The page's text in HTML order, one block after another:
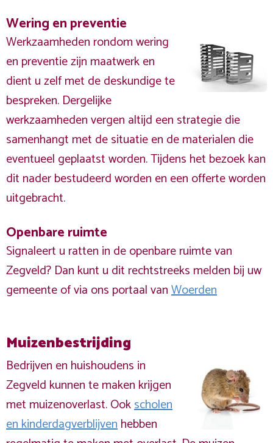
Wering en preventie
Werkzaamheden rondom wering
en preventie zijn maatwerk en
dient u zelf met de deskundige te
bespreken. Dergelijke
werkzaamheden vergen altijd een strategie die
samenhangt met de situatie en de materialen die
eventueel geplaatst worden. Tijdens het bezoek kan
dit nader bestudeerd worden en een offerte worden
uitgebracht.
Openbare ruimte
Signaleert u ratten in de openbare ruimte van
Zegveld? Dan kunt u dit rechtstreeks melden bij uw
gemeente of via ons portaal vanWoerden
Muizenbestrijding
Bedrijven en huishoudens in
Zegveld kunnen te maken krijgen
met muizenoverlast. Ookscholen
en kinderdagverblijvenhebben